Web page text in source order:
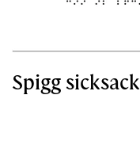
Spigg